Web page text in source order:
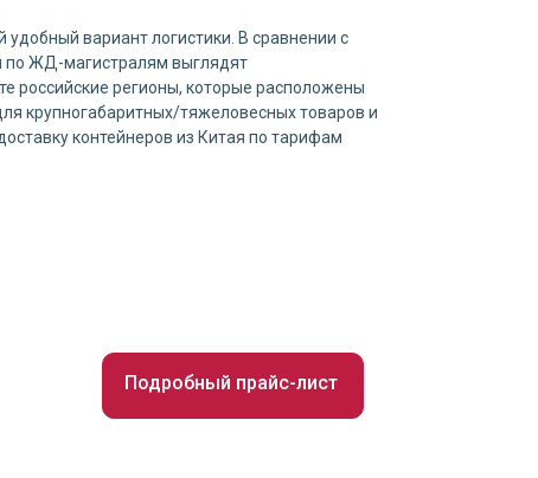
удобный вариант логистики. В сравнении с
по ЖД-магистралям выглядят
российские регионы, которые расположены
крупногабаритных/тяжеловесных товаров и
контейнеров из Китая по тарифам
Подробный прайс-лист